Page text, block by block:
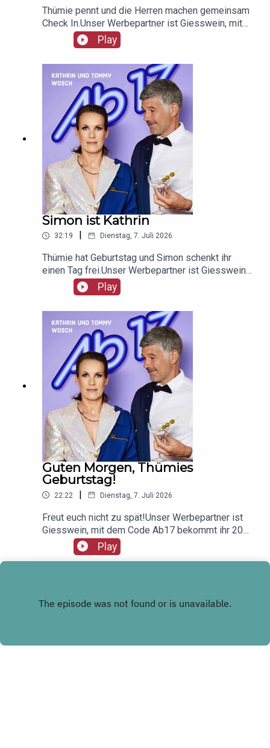
Thümie pennt und die Herren machen gemeinsam
Check In.Unser Werbepartner ist Giesswein, mit
dem Code Ab17 bekommt ihr 20%, klickt einfach
hier: https://serv.linkster.co/r/1qdkaSnEW5
Play
Simon ist Kathrin
32:19 Dienstag, 7. Juli 2026
Thümie hat Geburtstag und Simon schenkt ihr
einen Tag frei.Unser Werbepartner ist Giesswein,
mit dem Code Ab17 bekommt ihr 20%, klickt
einfach hier:
https://serv.linkster.co/r/1qdkaSnEW5
Play
Guten Morgen, Thümies
Geburtstag!
22:22 | Dienstag, 7. Juli 2026
Freut euch nicht zu spät!Unser Werbepartner ist
Giesswein, mit dem Code Ab17 bekommt ihr 20%,
klickt einfach hier:
https://serv.linkster.co/r/1qdkaSnEW5
Play